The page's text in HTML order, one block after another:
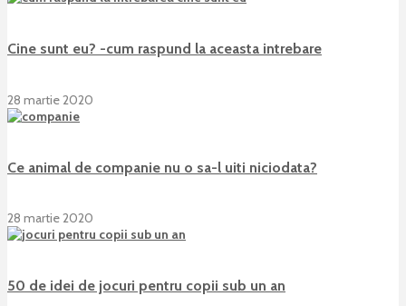
Cine sunt eu? -cum raspund la aceasta intrebare
28 martie 2020
Ce animal de companie nu o sa-l uiti niciodata?
28 martie 2020
50 de idei de jocuri pentru copii sub un an